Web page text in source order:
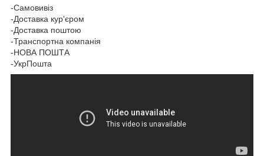
-Самовивіз
-Доставка кур'єром
-Доставка поштою
-Транспортна компанія
-НОВА ПОШТА
-УкрПошта